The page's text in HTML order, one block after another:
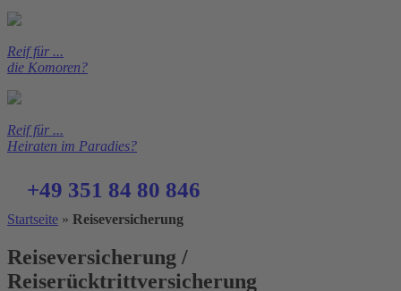
Reif für ...
die Komoren?
Reif für ...
Heiraten im Paradies?
+49 351 84 80 846
Startseite » Reiseversicherung
Reiseversicherung /
Reiserücktrittversicherung